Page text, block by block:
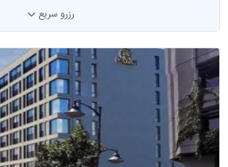
رزرو سریع